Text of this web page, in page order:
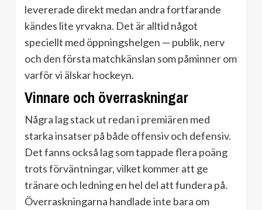
levererade direkt medan andra fortfarande
kändes lite yrvakna. Det är alltid något
speciellt med öppningshelgen — publik, nerv
och den första matchkänslan som påminner om
varför vi älskar hockeyn.
Vinnare och överraskningar
Några lag stack ut redan i premiären med
starka insatser på både offensiv och defensiv.
Det fanns också lag som tappade flera poäng
trots förväntningar, vilket kommer att ge
tränare och ledning en hel del att fundera på.
Överraskningarna handlade inte bara om